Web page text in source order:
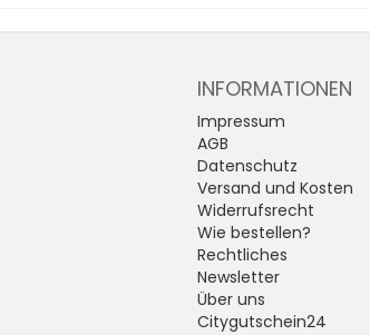
INFORMATIONEN
Impressum
AGB
Datenschutz
Versand und Kosten
Widerrufsrecht
Wie bestellen?
Rechtliches
Newsletter
Über uns
Citygutschein24